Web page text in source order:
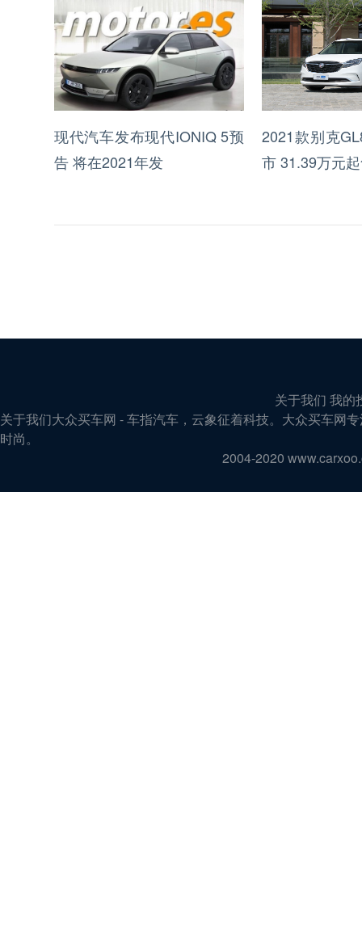
现代汽车发布现代IONIQ 5预
告 将在2021年发
2021款别克
市 31.39万元
关于我们 我的
关于我们大众买车网 - 车指汽车，云象征着科技。大众买车网
时尚。
2004-2020